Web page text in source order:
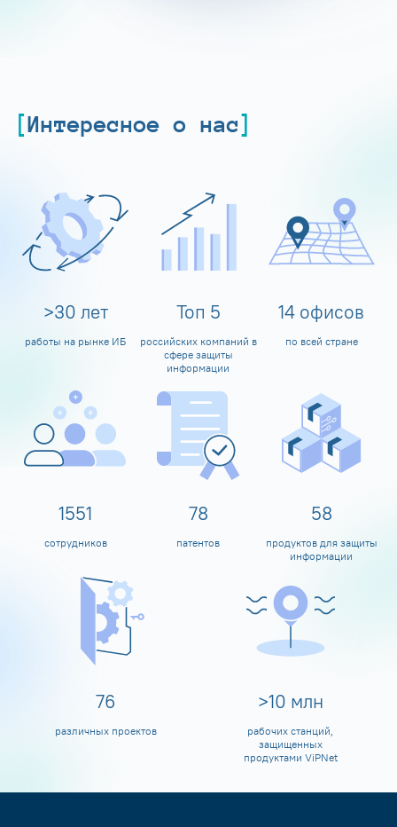
Интересное о нас
>30 лет
работы на рынке ИБ
Топ 5
российских компаний в
сфере защиты
информации
14 офисов
по всей стране
1600
сотрудников
80
патентов
60
продуктов для защиты
информации
80
различных проектов
>10 млн
рабочих станций,
защищенных
продуктами ViPNet